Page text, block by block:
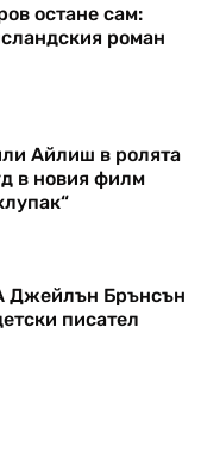
остане сам:
роман
Айлиш в ролята
в новия филм
Джейлън Брънсън
писател